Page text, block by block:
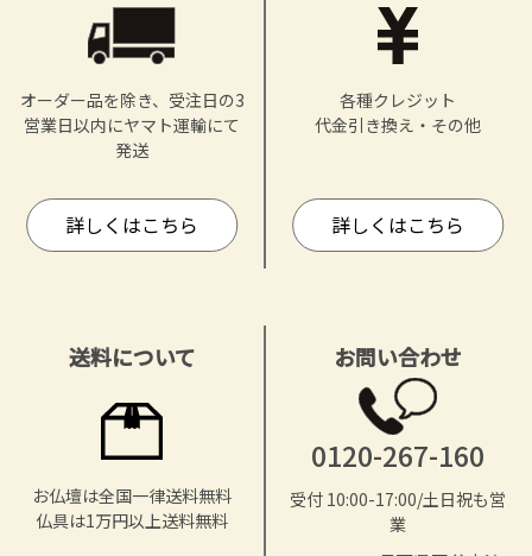
オーダー品を除き、受注日の3
営業日以内にヤマト運輸にて
発送
詳しくはこちら
各種クレジット
代金引き換え・その他
詳しくはこちら
送料について
お仏壇は全国一律送料無料
仏具は1万円以上送料無料
お問い合わせ
0120-267-160
受付 10:00-17:00/土日祝も営
業